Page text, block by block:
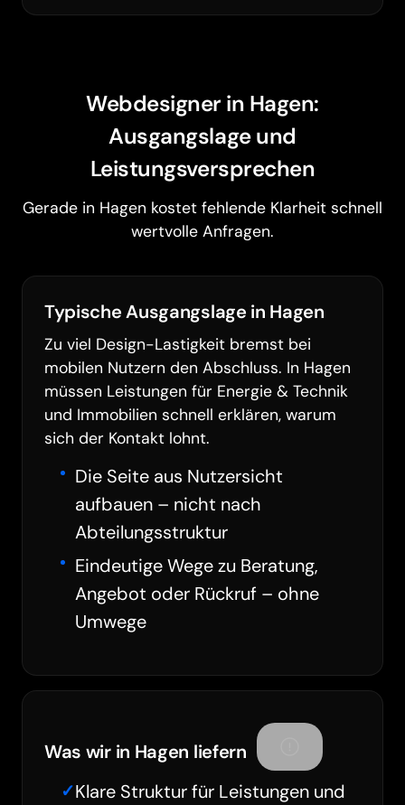
Webdesigner in Hagen:
Ausgangslage und
Leistungsversprechen
Gerade in Hagen kostet fehlende Klarheit schnell
wertvolle Anfragen.
Typische Ausgangslage in Hagen
Zu viel Design-Lastigkeit bremst bei
mobilen Nutzern den Abschluss. In Hagen
müssen Leistungen für Energie & Technik
und Immobilien schnell erklären, warum
sich der Kontakt lohnt.
Die Seite aus Nutzersicht
aufbauen – nicht nach
Abteilungsstruktur
Eindeutige Wege zu Beratung,
Angebot oder Rückruf – ohne
Umwege
Was wir in Hagen liefern
Klare Struktur für Leistungen und